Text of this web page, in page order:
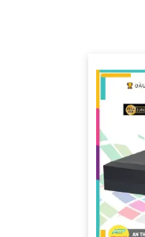
Đặt mua
Hy vọng